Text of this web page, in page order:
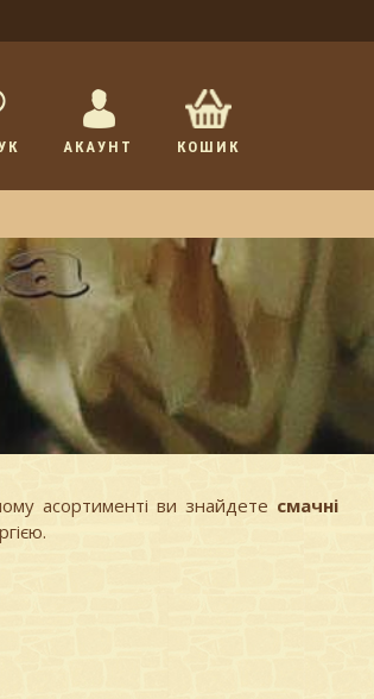
АКАУНТ КОШИК
асортименті ви знайдете смачні